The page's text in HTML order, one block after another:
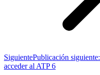
SiguientePublicación siguiente:
acceder al ATP 6